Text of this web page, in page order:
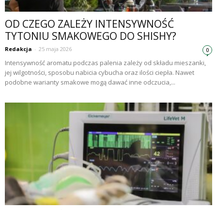
OD CZEGO ZALEŻY INTENSYWNOŚĆ
TYTONIU SMAKOWEGO DO SHISHY?
Redakcja - 25 maja 2026 0
Intensywność aromatu podczas palenia zależy od składu mieszanki,
jej wilgotności, sposobu nabicia cybucha oraz ilości ciepła. Nawet
podobne warianty smakowe mogą dawać inne odczucia,...